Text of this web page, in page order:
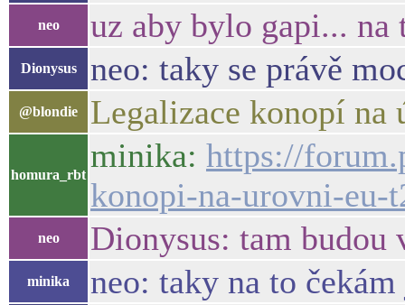
neo uz aby bylo gapi... na
Dionysus neo: taky se právě
@blondie Legalizace konopí
homura_rbt
minika: https://
konopi-na-urovni-eu-
neo Dionysus: tam
minika neo: taky na to